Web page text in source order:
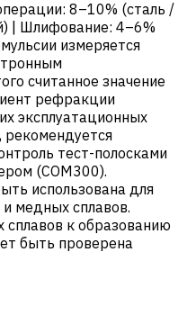
8–10% (сталь /
| Шлифование: 4–6%
измеряется
считанное значение
рефракции
эксплуатационных
рекомендуется
тест-полосками
(COM300).
использована для
медных сплавов.
сплавов к образованию
быть проверена